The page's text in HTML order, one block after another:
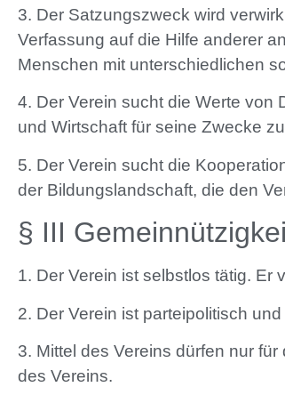
3. Der Satzungszweck wird
Verfassung auf die Hilfe anderer
Menschen mit unterschiedlichen
4. Der Verein sucht die Werte von
und Wirtschaft für seine Zwecke
5. Der Verein sucht die
der Bildungslandschaft, die den
§ III
1. Der Verein ist selbstlos tätig. Er
2. Der Verein ist parteipolitisch
3. Mittel des Vereins dürfen nur
des Vereins.